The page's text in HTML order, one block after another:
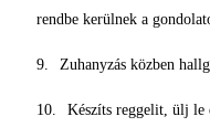
rendbe kerülnek a
Zuhanyzás közben
Készíts reggelit, ülj le